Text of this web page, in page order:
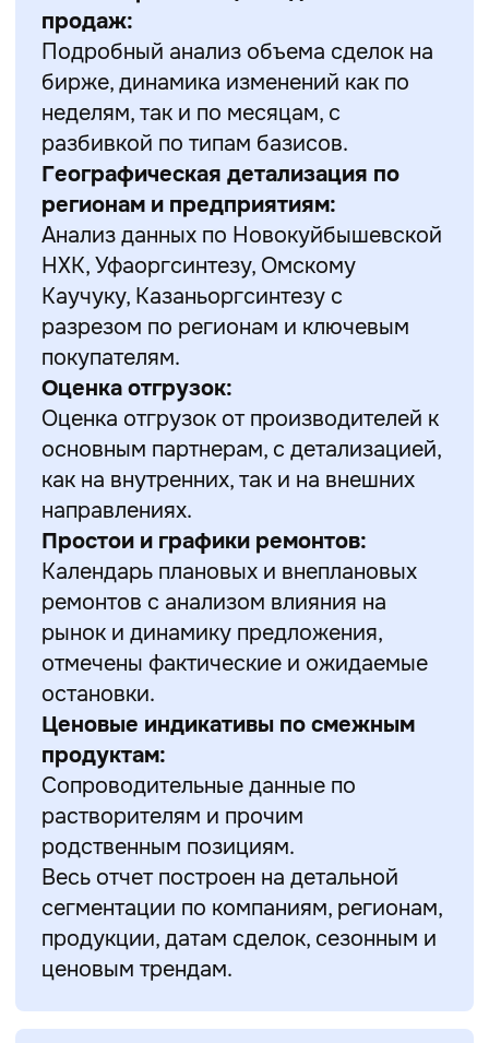
продаж:
Подробный анализ объема сделок на
бирже, динамика изменений как по
неделям, так и по месяцам, с
разбивкой по типам базисов.
Географическая детализация по
регионам и предприятиям:
Анализ данных по Новокуйбышевской
НХК, Уфаоргсинтезу, Омскому
Каучуку, Казаньоргсинтезу с
разрезом по регионам и ключевым
покупателям.
Оценка отгрузок:
Оценка отгрузок от производителей к
основным партнерам, с детализацией,
как на внутренних, так и на внешних
направлениях.
Простои и графики ремонтов:
Календарь плановых и внеплановых
ремонтов с анализом влияния на
рынок и динамику предложения,
отмечены фактические и ожидаемые
остановки.
Ценовые индикативы по смежным
продуктам:
Сопроводительные данные по
растворителям и прочим
родственным позициям.
Весь отчет построен на детальной
сегментации по компаниям, регионам,
продукции, датам сделок, сезонным и
ценовым трендам.